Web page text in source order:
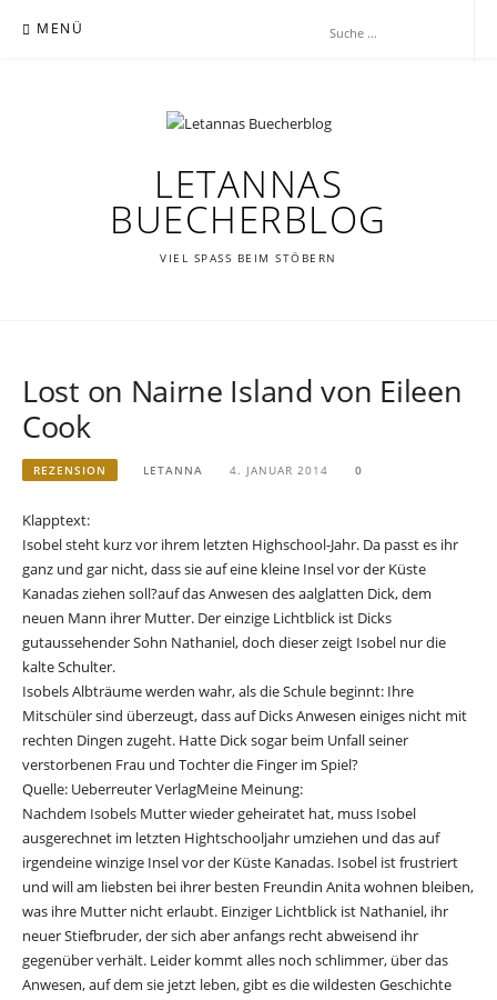
Inhalt MENÜ
LETANNAS
BUECHERBLOG
VIEL SPASS BEIM STÖBERN
Lost on Nairne Island von Eileen
Cook
REZENSION LETANNA 4. JANUAR 2014 0
Klapptext:
Isobel steht kurz vor ihrem letzten Highschool-Jahr. Da passt es ihr
ganz und gar nicht, dass sie auf eine kleine Insel vor der Küste
Kanadas ziehen soll?auf das Anwesen des aalglatten Dick, dem
neuen Mann ihrer Mutter. Der einzige Lichtblick ist Dicks
gutaussehender Sohn Nathaniel, doch dieser zeigt Isobel nur die
kalte Schulter.
Isobels Albträume werden wahr, als die Schule beginnt: Ihre
Mitschüler sind überzeugt, dass auf Dicks Anwesen einiges nicht mit
rechten Dingen zugeht. Hatte Dick sogar beim Unfall seiner
verstorbenen Frau und Tochter die Finger im Spiel?
Quelle: Ueberreuter VerlagMeine Meinung:
Nachdem Isobels Mutter wieder geheiratet hat, muss Isobel
ausgerechnet im letzten Hightschooljahr umziehen und das auf
irgendeine winzige Insel vor der Küste Kanadas. Isobel ist frustriert
und will am liebsten bei ihrer besten Freundin Anita wohnen bleiben,
was ihre Mutter nicht erlaubt. Einziger Lichtblick ist Nathaniel, ihr
neuer Stiefbruder, der sich aber anfangs recht abweisend ihr
gegenüber verhält. Leider kommt alles noch schlimmer, über das
Anwesen, auf dem sie jetzt leben, gibt es die wildesten Geschichte